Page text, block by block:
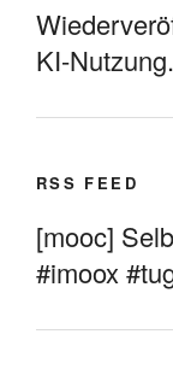
KI-Nutzung.
RSS FEED
[mooc]
#imoox